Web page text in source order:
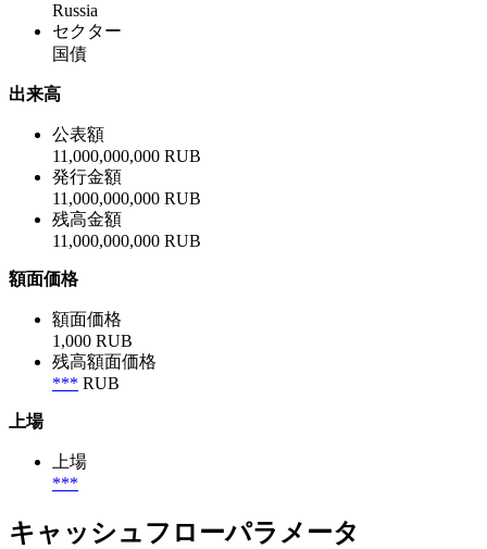
Russia
セクター
国債
出来高
公表額
11,000,000,000 RUB
発行金額
11,000,000,000 RUB
残高金額
11,000,000,000 RUB
額面価格
額面価格
1,000 RUB
残高額面価格
*** RUB
上場
上場
***
キャッシュフローパラメータ